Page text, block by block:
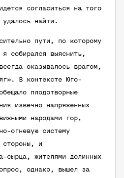
согласиться на того
удалось найти.
пути, по которому
собирался выяснить,
оказывалось врагом,
В контексте Юго-
плодотворные
извечно напряженных
народами гор,
огневую систему
стороны, и
сырца, жителями долинных
однако, вышел за